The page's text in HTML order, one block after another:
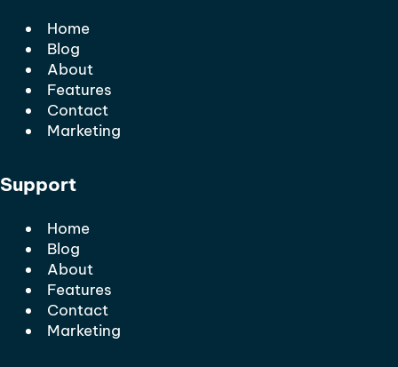
Home
Blog
About
Features
Contact
Marketing
Support
Home
Blog
About
Features
Contact
Marketing